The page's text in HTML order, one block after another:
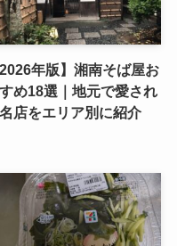
2026年版】湘南そば屋お
め18選｜地元で愛され
店をエリア別に紹介